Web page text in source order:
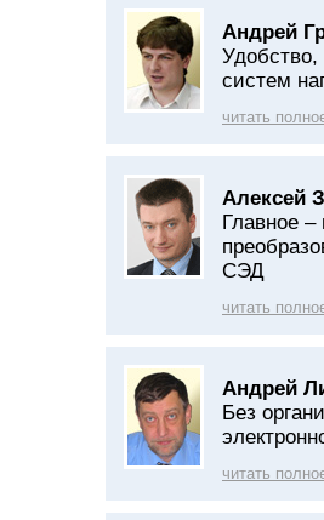
Андрей
систем
читать
Алексей
Главное –
СЭД
читать
Андрей
Без
читать